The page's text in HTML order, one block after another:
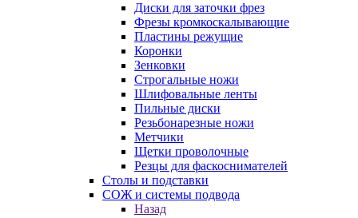
Диски для заточки фрез
Фрезы кромкоскалывающие
Пластины режущие
Коронки
Зенковки
Строгальные ножи
Шлифовальные ленты
Пильные диски
Резьбонарезные ножи
Метчики
Щетки проволочные
Резцы для фаскоснимателей
Столы и подставки
СОЖ и системы подвода
Назад